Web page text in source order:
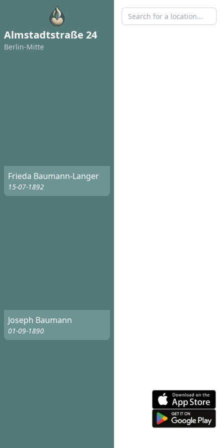
Almstadtstraße 24
Berlin-Mitte
Frieda Baumann-Langer
15-07-1892
Joseph Baumann
01-09-1890